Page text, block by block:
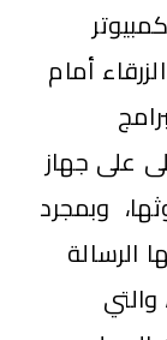
الزرقاء أمام
على جهاز
وبمجرد
الرسالة